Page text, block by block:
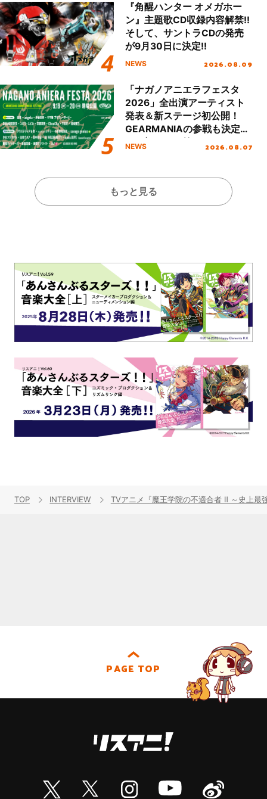
『角醒ハンター オメガホー
ン』主題歌CD収録内容解禁!!
そして、サントラCDの発売
が9月30日に決定!!
NEWS 2026.08.09
「ナガノアニエラフェスタ
2026」全出演アーティスト
発表＆新ステージ初公開！
GEARMANIAの参戦も決定
し、初となる第3ステージの
NEWS 2026.08.07
もっと見る
TOP INTERVIEW TVアニメ『魔王学院の不適合者 Ⅱ ～史上
PAGE TOP